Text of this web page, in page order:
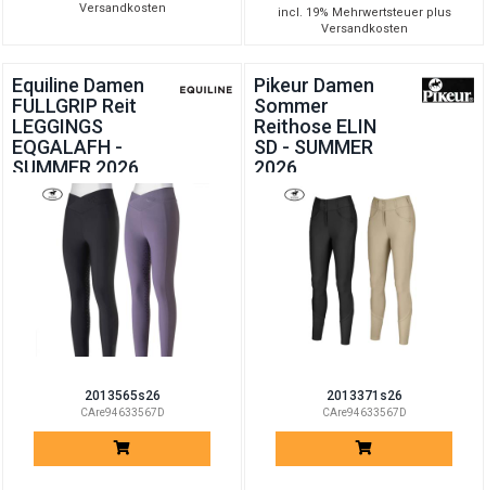
Versandkosten
incl. 19% Mehrwertsteuer plus
Versandkosten
Equiline Damen
FULLGRIP Reit
LEGGINGS
EQGALAFH -
SUMMER 2026
2013565s26
CAre94633567D
Pikeur Damen
Sommer
Reithose ELIN
SD - SUMMER
2026
2013371s26
CAre94633567D